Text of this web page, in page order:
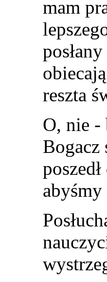
mam
reszta
O, nie -
Bogacz